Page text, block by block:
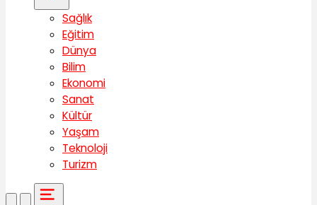
Sağlık
Eğitim
Dünya
Bilim
Ekonomi
Sanat
Kültür
Yaşam
Teknoloji
Turizm